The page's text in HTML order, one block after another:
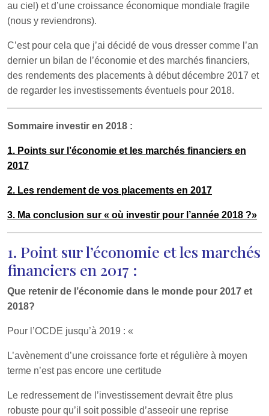
au ciel) et d’une croissance économique mondiale fragile
(nous y reviendrons).
C’est pour cela que j’ai décidé de vous dresser comme l’an
dernier un bilan de l’économie et des marchés financiers,
des rendements des placements à début décembre 2017 et
de regarder les investissements éventuels pour 2018.
Sommaire investir en 2018 :
1. Points sur l’économie et les marchés financiers en
2017
2. Les rendement de vos placements en 2017
3. Ma conclusion sur « où investir pour l’année 2018 ?»
1. Point sur l’économie et les marchés
financiers en 2017 :
Que retenir de l’économie dans le monde pour 2017 et
2018?
Pour l’OCDE jusqu’à 2019 : «
L’avènement d’une croissance forte et régulière à moyen
terme n’est pas encore une certitude
Le redressement de l’investissement devrait être plus
robuste pour qu’il soit possible d’asseoir une reprise